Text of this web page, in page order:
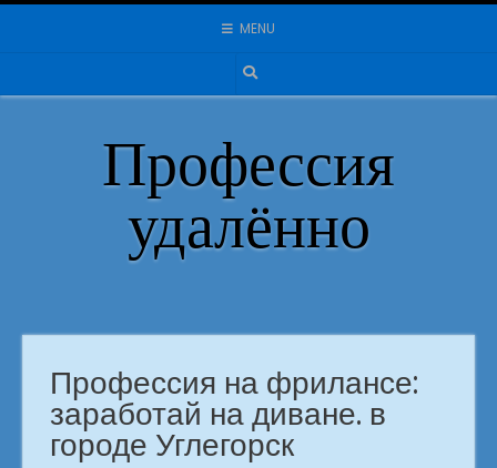
Skip
MENU
Профессия
удалённо
Профессия на фрилансе:
заработай на диване. в
городе Углегорск